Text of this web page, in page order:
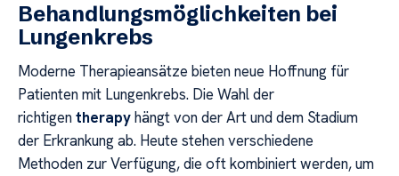
Behandlungsmöglichkeiten bei
Lungenkrebs
Moderne Therapieansätze bieten neue Hoffnung für
Patienten mit Lungenkrebs. Die Wahl der
richtigentherapyhängt von der Art und dem Stadium
der Erkrankung ab. Heute stehen verschiedene
Methoden zur Verfügung, die oft kombiniert werden, um